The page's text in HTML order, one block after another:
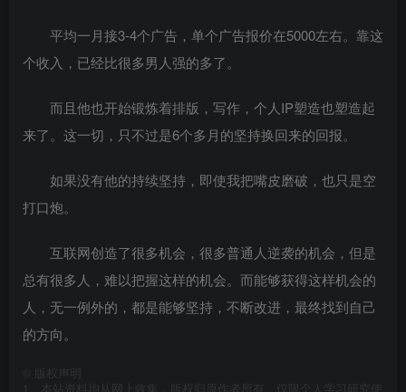
平均一月接3-4个广告，单个广告报价在5000左右。靠这
个收入，已经比很多男人强的多了。
而且他也开始锻炼着排版，写作，个人IP塑造也塑造起
来了。这一切，只不过是6个多月的坚持换回来的回报。
如果没有他的持续坚持，即使我把嘴皮磨破，也只是空
打口炮。
互联网创造了很多机会，很多普通人逆袭的机会，但是
总有很多人，难以把握这样的机会。而能够获得这样机会的
人，无一例外的，都是能够坚持，不断改进，最终找到自己
的方向。
版权声明
1、本站资料均从网上收集，版权归原作者所有。仅限个人学习研究使